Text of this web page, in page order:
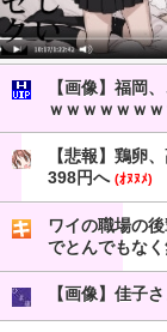
【画像】福岡
ｗｗｗｗｗｗｗ
【悲報】鶏卵
398円へ (ｵﾇﾇﾒ)
ワイの職場の
でとんでもな
【画像】佳子